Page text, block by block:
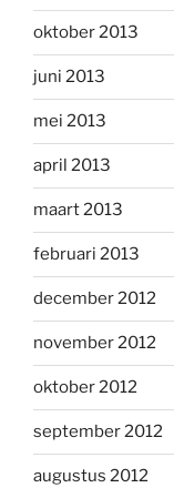
oktober 2013
juni 2013
mei 2013
april 2013
maart 2013
februari 2013
december 2012
november 2012
oktober 2012
september 2012
augustus 2012